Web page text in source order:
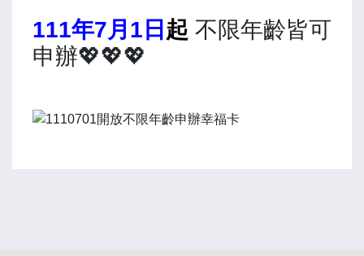
111年7月1日 起 不限年齡皆可
申辦💖💖💖